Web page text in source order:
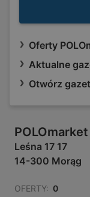
Oferty
Aktualne
Otwórz
POLOmarket
Leśna 17 17
14-300 Morąg
OFERTY: 0